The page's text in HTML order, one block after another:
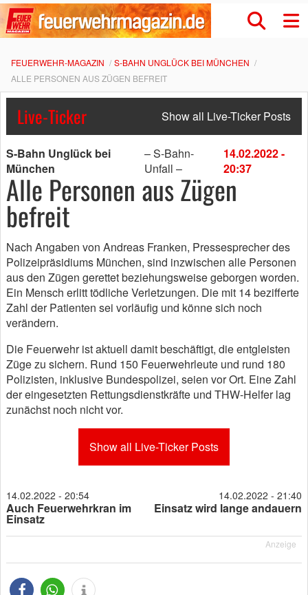
FEUERWEHR-MAGAZIN
S-BAHN UNGLÜCK BEI MÜNCHEN
ALLE PERSONEN AUS ZÜGEN BEFREIT
Live-Ticker Show all Live-Ticker Posts
S-Bahn Unglück bei
München
– S-Bahn-
Unfall –
14.02.2022 -
20:37
Alle Personen aus Zügen
befreit
Nach Angaben von Andreas Franken, Pressesprecher des
Polizeipräsidiums München, sind inzwischen alle Personen
aus den Zügen gerettet beziehungsweise geborgen worden.
Ein Mensch erlitt tödliche Verletzungen. Die mit 14 bezifferte
Zahl der Patienten sei vorläufig und könne sich noch
verändern.
Die Feuerwehr ist aktuell damit beschäftigt, die entgleisten
Züge zu sichern. Rund 150 Feuerwehrleute und rund 180
Polizisten, inklusive Bundespolizei, seien vor Ort. Eine Zahl
der eingesetzten Rettungsdienstkräfte und THW-Helfer lag
zunächst noch nicht vor.
Show all Live-Ticker Posts
14.02.2022 - 20:54
Auch Feuerwehrkran im
Einsatz
14.02.2022 - 21:40
Einsatz wird lange andauern
Anzeige